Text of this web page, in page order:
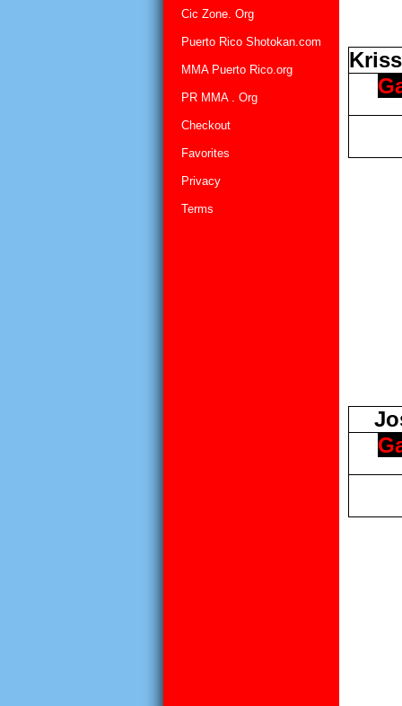
Cic Zone. Org
Puerto Rico Shotokan.com
MMA Puerto Rico.org
PR MMA . Org
Checkout
Favorites
Privacy
Terms